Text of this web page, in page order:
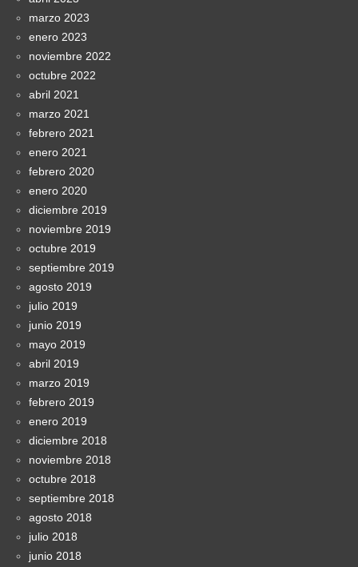
marzo 2023
enero 2023
noviembre 2022
octubre 2022
abril 2021
marzo 2021
febrero 2021
enero 2021
febrero 2020
enero 2020
diciembre 2019
noviembre 2019
octubre 2019
septiembre 2019
agosto 2019
julio 2019
junio 2019
mayo 2019
abril 2019
marzo 2019
febrero 2019
enero 2019
diciembre 2018
noviembre 2018
octubre 2018
septiembre 2018
agosto 2018
julio 2018
junio 2018